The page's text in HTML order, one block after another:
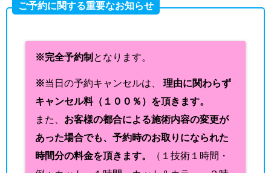
ご予約に関する重要なお知らせ
※完全予約制 となります。
※当日の予約キャンセルは、 理由に関わらず
キャンセル料（１００％）を頂きます。
また、 お客様の都合による施術内容の変更が
あった場合でも、予約時のお取りになられた
時間分の料金を頂きます。
（１技術１時間・